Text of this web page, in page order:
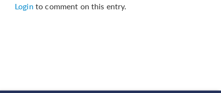
Login to comment on this entry.